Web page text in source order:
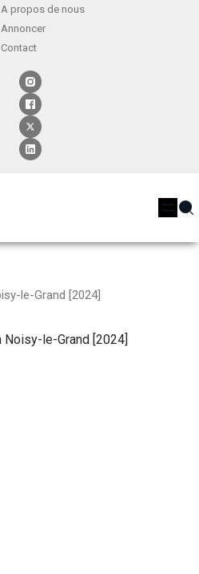
A propos de nous
Annoncer
Contact
le-Grand [2024]